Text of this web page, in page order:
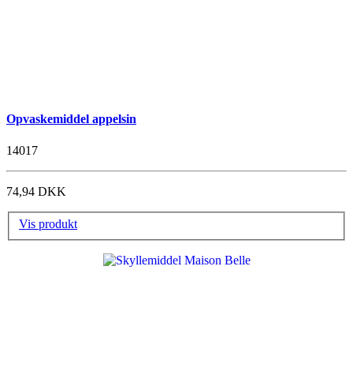
Opvaskemiddel appelsin
14017
74,94 DKK
Vis produkt